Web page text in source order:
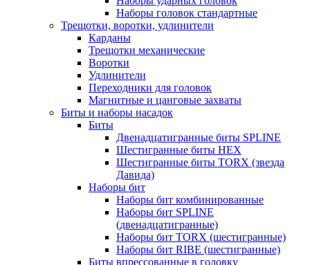
Наборы головок стандартные
Трещотки, воротки, удлинители
Карданы
Трещотки механические
Воротки
Удлинители
Переходники для головок
Магнитные и цанговые захваты
Биты и наборы насадок
Биты
Двенадцатигранные биты SPLINE
Шестигранные биты HEX
Шестигранные биты TORX (звезда
Давида)
Наборы бит
Наборы бит комбинированные
Наборы бит SPLINE
(двенадцатигранные)
Наборы бит TORX (шестигранные)
Наборы бит RIBE (шестигранные)
Биты впрессованные в головку